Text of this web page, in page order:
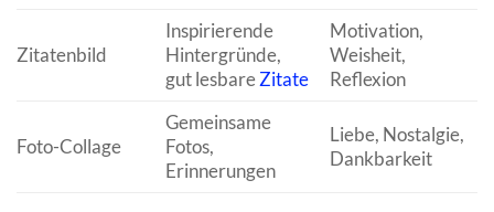
Zitatenbild
Inspirierende
Hintergründe,
gut lesbareZitate
Motivation,
Weisheit,
Reflexion
Foto-Collage
Gemeinsame
Fotos,
Erinnerungen
Liebe, Nostalgie,
Dankbarkeit